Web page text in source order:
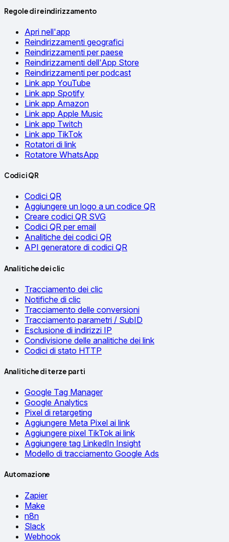
Regole di reindirizzamento
Apri nell'app
Reindirizzamenti geografici
Reindirizzamenti per paese
Reindirizzamenti dell'App Store
Reindirizzamenti per podcast
Link app YouTube
Link app Spotify
Link app Amazon
Link app Apple Music
Link app Twitch
Link app TikTok
Rotatori di link
Rotatore WhatsApp
Codici QR
Codici QR
Aggiungere un logo a un codice QR
Creare codici QR SVG
Codici QR per email
Analitiche dei codici QR
API generatore di codici QR
Analitiche dei clic
Tracciamento dei clic
Notifiche di clic
Tracciamento delle conversioni
Tracciamento parametri / SubID
Esclusione di indirizzi IP
Condivisione delle analitiche dei link
Codici di stato HTTP
Analitiche di terze parti
Google Tag Manager
Google Analytics
Pixel di retargeting
Aggiungere Meta Pixel ai link
Aggiungere pixel TikTok ai link
Aggiungere tag LinkedIn Insight
Modello di tracciamento Google Ads
Automazione
Zapier
Make
n8n
Slack
Webhook